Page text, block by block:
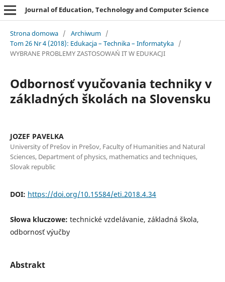
Journal of Education, Technology and Computer Science
Strona domowa / Archiwum /
Tom 26 Nr 4 (2018): Edukacja – Technika – Informatyka /
WYBRANE PROBLEMY ZASTOSOWAŃ IT W EDUKACJI
Odbornosť vyučovania techniky v
základných školách na Slovensku
JOZEF PAVELKA
University of Prešov in Prešov, Faculty of Humanities and Natural
Sciences, Department of physics, mathematics and techniques,
Slovak republic
DOI: https://doi.org/10.15584/eti.2018.4.34
Słowa kluczowe: technické vzdelávanie, základná škola,
odbornosť výučby
Abstrakt